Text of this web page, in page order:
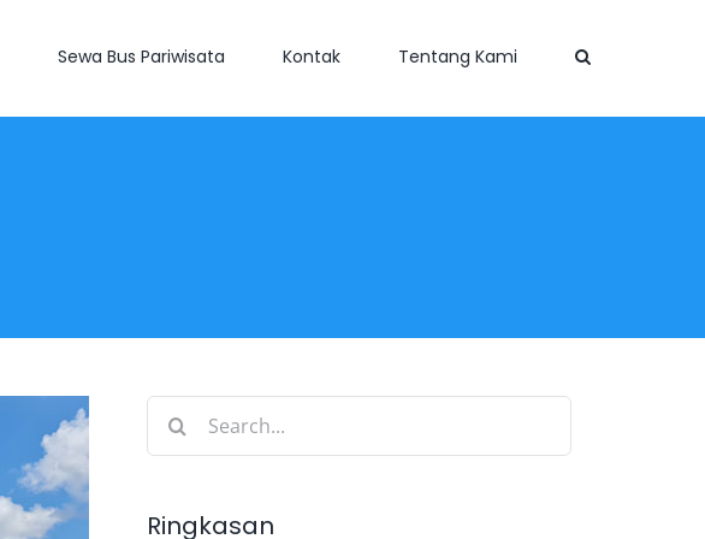
Sewa Bus Pariwisata Kontak Tentang Kami
Search
Ringkasan